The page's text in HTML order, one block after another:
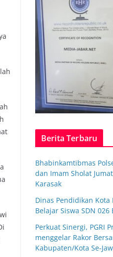
Berita Terbaru
Bhabinkamtibmas
dan Imam Sholat
Karasak
Dinas Pendidikan
Belajar Siswa SDN
Perkuat Sinergi, PGRI
menggelar Rakor
Kabupaten/Kota Se-